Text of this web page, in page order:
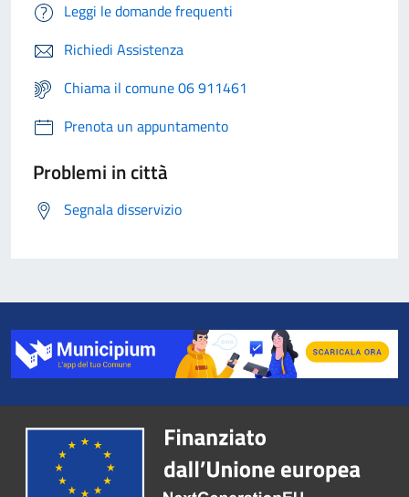
Leggi le domande frequenti
Richiedi Assistenza
Chiama il comune 06 911461
Prenota un appuntamento
Problemi in città
Segnala disservizio